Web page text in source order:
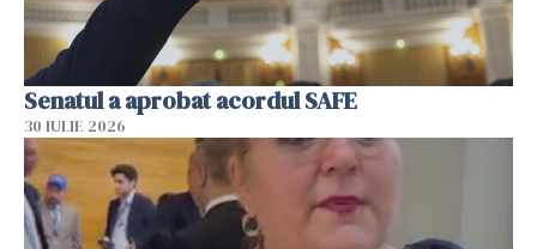
Senatul a aprobat acordul SAFE
30 IULIE 2026